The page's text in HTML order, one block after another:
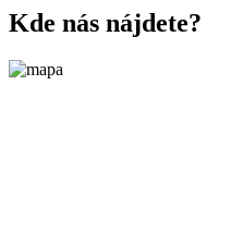
Kde nás nájdete?